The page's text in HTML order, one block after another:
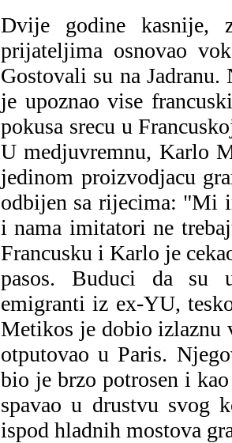
Dvije godine kasnije,
prijateljima osnovao
Gostovali su na
je upoznao vise
pokusa srecu u
U medjuvremnu, Karlo
jedinom proizvodjacu
odbijen sa rijecima: "Mi
i nama imitatori ne
Francusku i Karlo je
pasos. Buduci da su
emigranti iz ex-YU,
Metikos je dobio izlaznu
otputovao u Paris.
bio je brzo potrosen i
spavao u drustvu svog
ispod hladnih mostova